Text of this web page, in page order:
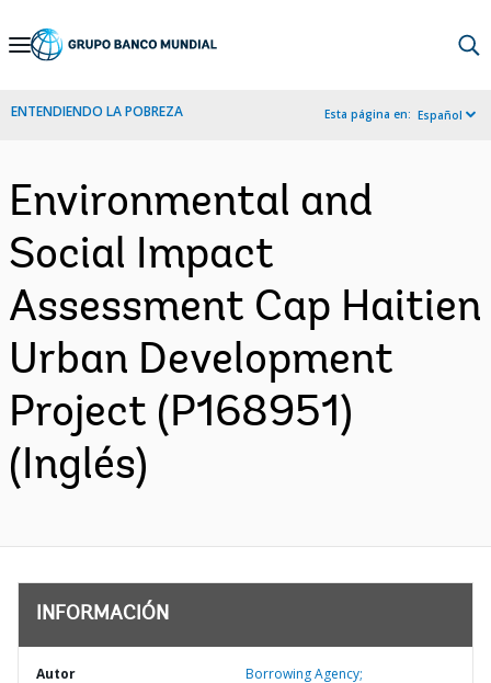
Skip
Navigation
ENTENDIENDO LA POBREZA Esta página en: Español
Environmental and
Social Impact
Assessment Cap Haitien
Urban Development
Project (P168951)
(Inglés)
INFORMACIÓN
Autor Borrowing Agency;